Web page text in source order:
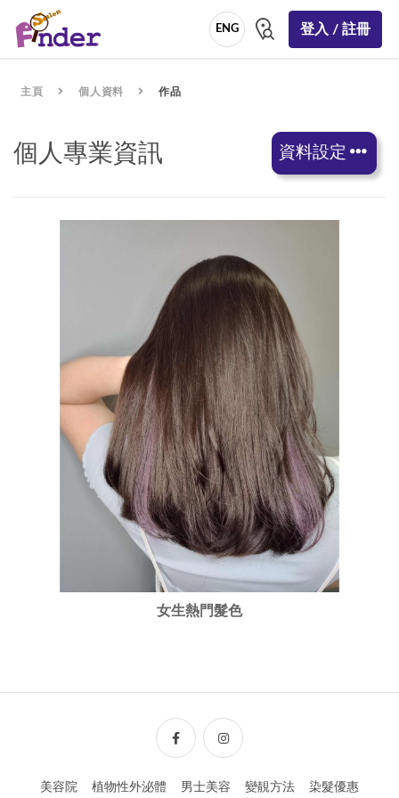
ENG 登入 / 註冊
主頁 個人資料 作品
個人專業資訊 資料設定
女生熱門髮色
美容院 植物性外泌體 男士美容 變靚方法 染髮優惠